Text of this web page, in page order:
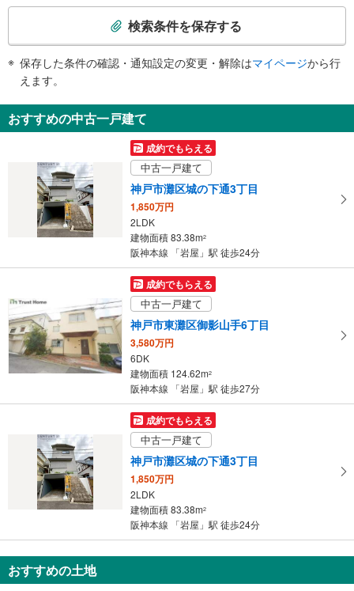
《多機能トイレ》
・改札⇔王子公園方面通路
その他
・触知図式案内板
知
を
イ
ペ
ー
ジ
に
存
検索条件を保存する
保存した条件の確認・通知設定の変更・解除はマイページから行
えます。
おすすめの中古一戸建て
成約でもらえる
中古一戸建て
神戸市灘区城の下通3丁目
1,850万円
2LDK
建物面積 83.38m2
阪神本線 「岩屋」駅 徒歩24分
成約でもらえる
中古一戸建て
神戸市東灘区御影山手6丁目
3,580万円
6DK
建物面積 124.62m2
阪神本線 「岩屋」駅 徒歩27分
成約でもらえる
中古一戸建て
神戸市灘区城の下通3丁目
1,850万円
2LDK
建物面積 83.38m2
阪神本線 「岩屋」駅 徒歩24分
おすすめの土地